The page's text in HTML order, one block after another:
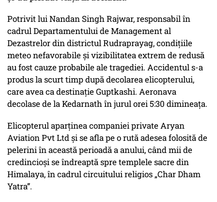
Potrivit lui Nandan Singh Rajwar, responsabil în
cadrul Departamentului de Management al
Dezastrelor din districtul Rudraprayag, condițiile
meteo nefavorabile și vizibilitatea extrem de redusă
au fost cauze probabile ale tragediei. Accidentul s-a
produs la scurt timp după decolarea elicopterului,
care avea ca destinație Guptkashi. Aeronava
decolase de la Kedarnath în jurul orei 5:30 dimineața.
Elicopterul aparținea companiei private Aryan
Aviation Pvt Ltd și se afla pe o rută adesea folosită de
pelerini în această perioadă a anului, când mii de
credincioși se îndreaptă spre templele sacre din
Himalaya, în cadrul circuitului religios „Char Dham
Yatra”.